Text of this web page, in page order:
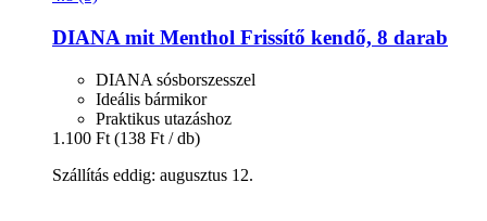
DIANA mit Menthol Frissítő kendő, 8 darab
DIANA sósborszesszel
Ideális bármikor
Praktikus utazáshoz
1.100 Ft (138 Ft / db)
Szállítás eddig: augusztus 12.